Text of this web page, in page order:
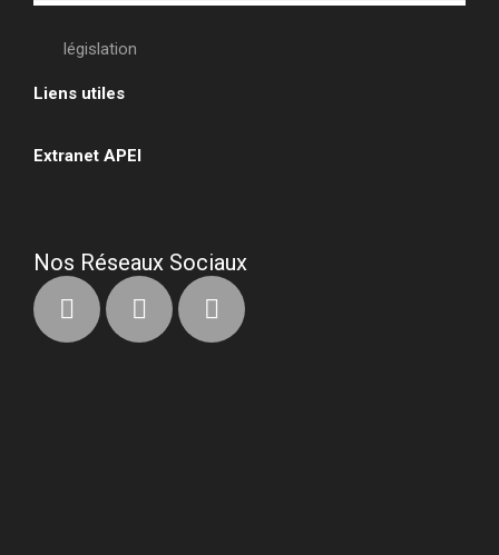
législation
Liens utiles
Extranet APEI
Nos Réseaux Sociaux